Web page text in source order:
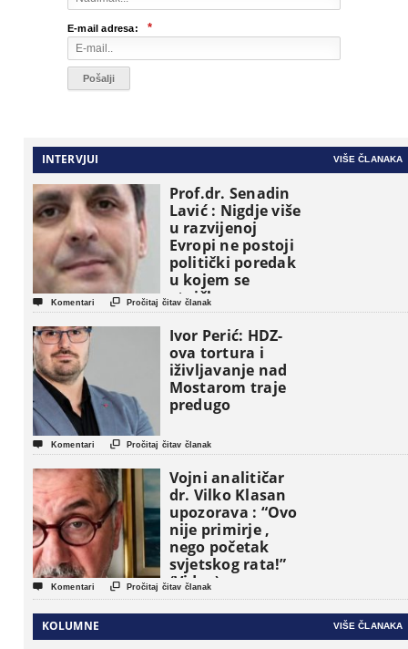
E-mail adresa: *
INTERVJUI VIŠE ČLANAKA
Prof.dr. Senadin
Lavić : Nigdje više
u razvijenoj
Evropi ne postoji
politički poredak
u kojem se
etničke grupe
pojavljuju kao
osnovne
političke jedinice
 Komentari  Pročitaj čitav članak
Ivor Perić: HDZ-
ova tortura i
iživljavanje nad
Mostarom traje
predugo
 Komentari  Pročitaj čitav članak
Vojni analitičar
dr. Vilko Klasan
upozorava : “Ovo
nije primirje ,
nego početak
svjetskog rata!”
(Video)
 Komentari  Pročitaj čitav članak
KOLUMNE VIŠE ČLANAKA